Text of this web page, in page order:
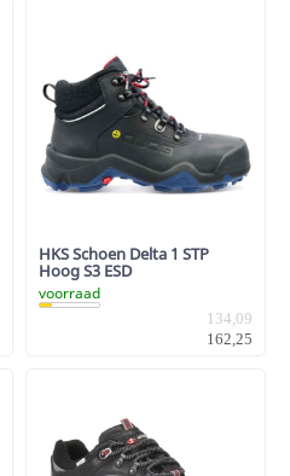
HKS Schoen Delta 1 STP
Hoog S3 ESD
voorraad
134,09
162,25